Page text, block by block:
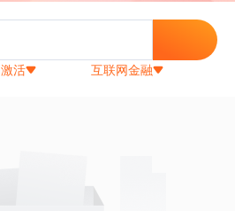
激活 互联网金融